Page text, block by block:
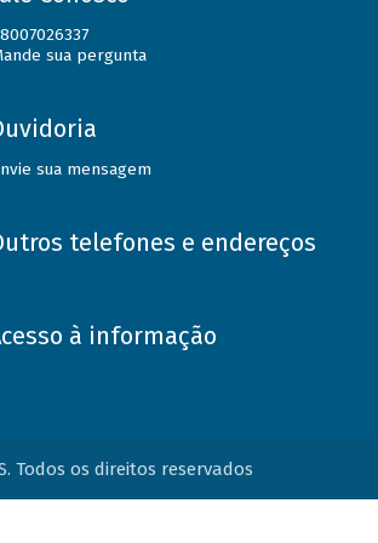
sua pergunta
sua mensagem
telefones e endereços
à informação
Todos os direitos reservados